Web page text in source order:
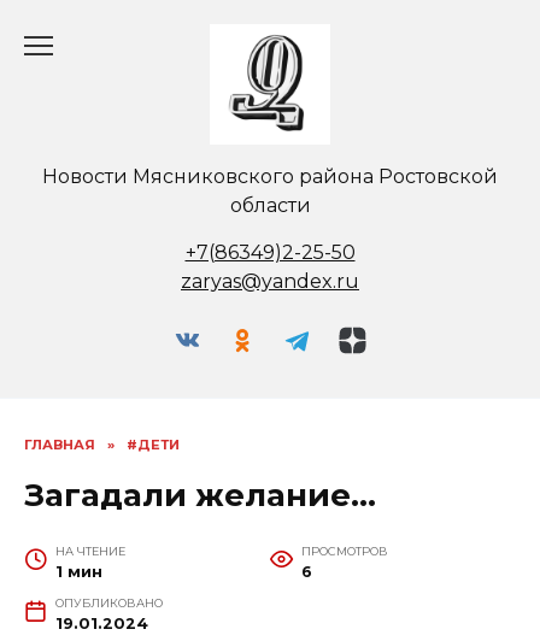
Новости Мясниковского района Ростовской
области
+7(86349)2-25-50
zaryas@yandex.ru
ГЛАВНАЯ » #ДЕТИ
Загадали желание…
НА ЧТЕНИЕ
1 мин
ПРОСМОТРОВ
6
ОПУБЛИКОВАНО
19.01.2024